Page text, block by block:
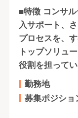
■特徴 コンサ
入サポート、
プロセスを、
トップソリュ
役割を担って
勤務地
募集ポジショ